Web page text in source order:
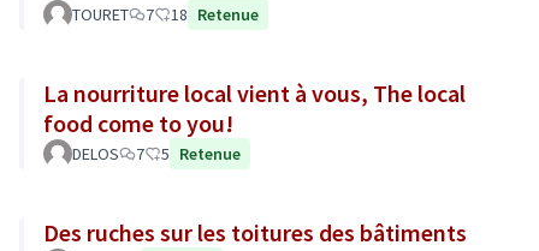
TOURET 7 18 Retenue
La nourriture local vient à vous, The local
food come to you!
DELOS 7 5 Retenue
Des ruches sur les toitures des bâtiments